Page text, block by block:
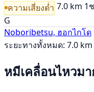
ความเสี่ยงต่ำ 7.0 km 1
G
Noboribetsu, ฮอกไกโด
ระยะทางทั้งหมด: 7.0 km
หมีเคลื่อนไหวม